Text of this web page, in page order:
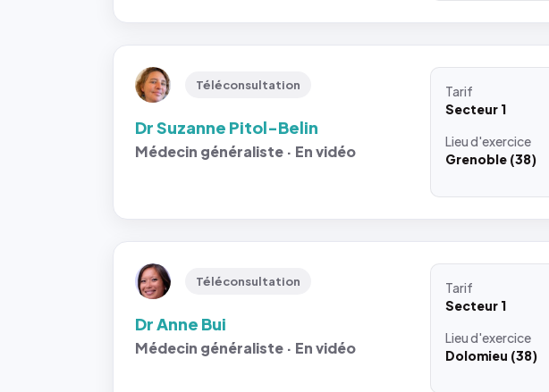
Téléconsultation
Dr Suzanne Pitol-Belin
Médecin généraliste · En vidéo
Tarif
Secteur 1
Lieud'exercice
Grenoble (38)
Téléconsultation
Dr Anne Bui
Médecin généraliste · En vidéo
Tarif
Secteur 1
Lieud'exercice
Dolomieu (38)